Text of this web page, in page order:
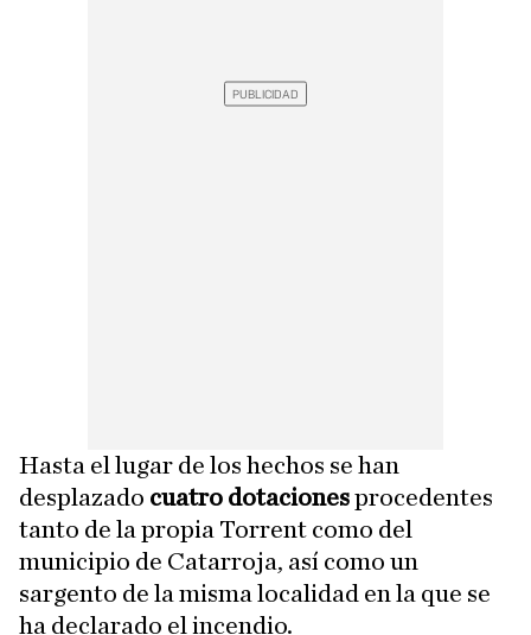
Hasta el lugar de los hechos se han
desplazado cuatro dotacionesprocedentes
tanto de la propia Torrent como del
municipio de Catarroja, así como un
sargento de la misma localidad en la que se
ha declarado el incendio.